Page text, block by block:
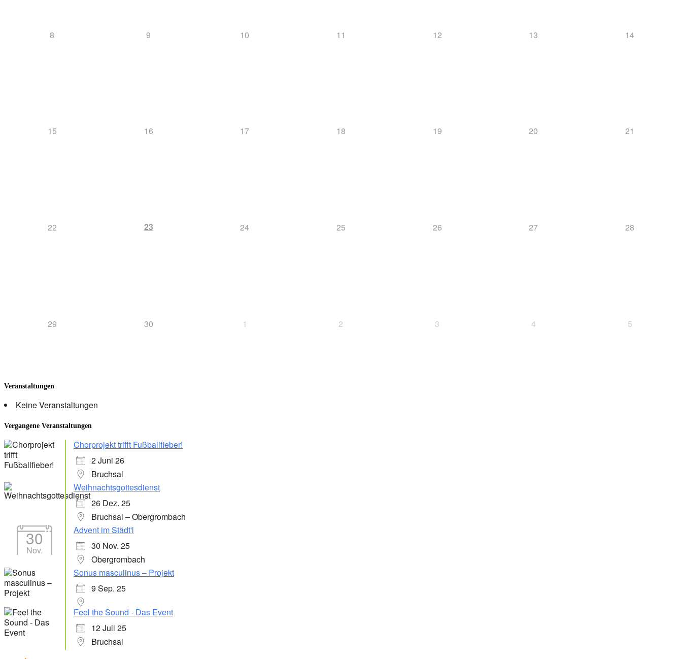
8 9 10 11 12 13 14
15 16 17 18 19 20 21
22 23 24 25 26 27 28
29 30 1 2 3 4 5
Veranstaltungen
Keine Veranstaltungen
Vergangene Veranstaltungen
Chorprojekt trifft Fußballfieber!
2 Juni 26
Bruchsal
Weihnachtsgottesdienst
26 Dez. 25
Bruchsal – Obergrombach
30
Nov.
Advent im Städt'l
30 Nov. 25
Obergrombach
Sonus masculinus – Projekt
9 Sep. 25
Feel the Sound - Das Event
12 Juli 25
Bruchsal